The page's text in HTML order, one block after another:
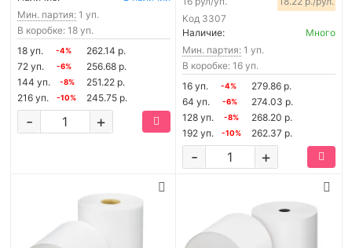
Мин. партия: 1 уп.
В коробке: 18 уп.
18 уп.
-4%
262.14 р.
72 уп.
-6%
256.68 р.
144 уп.
-8%
251.22 р.
216 уп.
-10% 245.75 р.
+
-
Код 3307
Наличие:
Много
Мин. партия: 1 уп.
В коробке: 16 уп.
16 уп.
-4%
279.86 р.
64 уп.
-6%
274.03 р.
128 уп.
-8%
268.20 р.
192 уп.
-10% 262.37 р.
+
-